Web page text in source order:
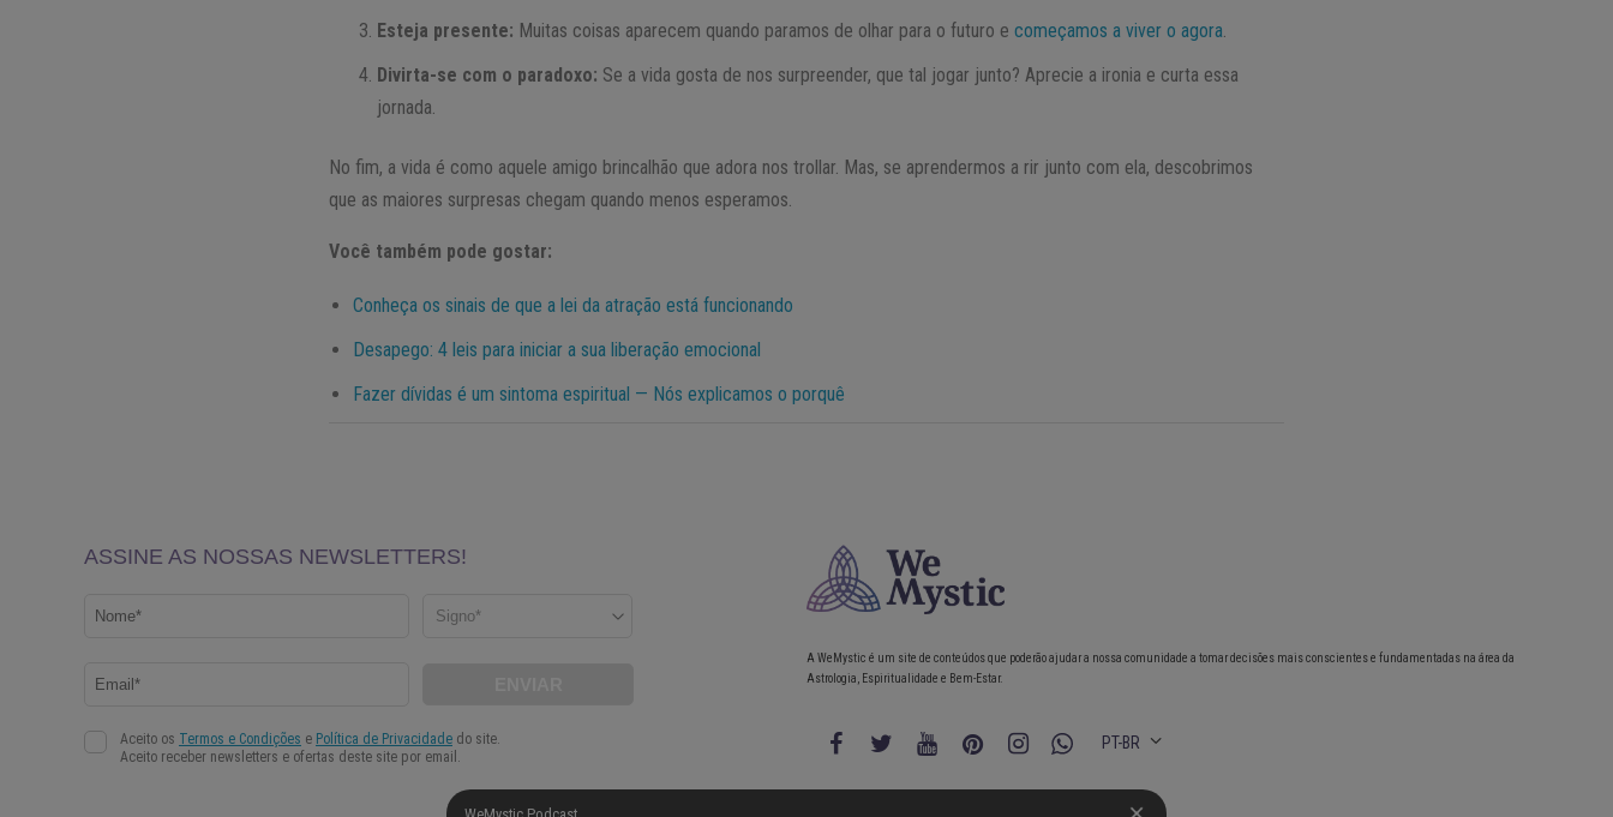
Esteja presente: Muitas coisas aparecem quando paramos de olhar para o futuro ecomeçamos a viver o agora.
Divirta-se com o paradoxo: Se a vida gosta de nos surpreender, que tal jogar junto? Aprecie a ironia e curta essa
jornada.
No fim, a vida é como aquele amigo brincalhão que adora nos trollar. Mas, se aprendermos a rir junto com ela, descobrimos
que as maiores surpresas chegam quando menos esperamos.
Você também pode gostar:
Conheça os sinais de que a lei da atração está funcionando
Desapego: 4 leis para iniciar a sua liberação emocional
Fazer dívidas é um sintoma espiritual — Nós explicamos o porquê
A WeMystic é um site de conteúdos que poderão ajudar a nossa comunidade a tomar decisões mais conscientes e fundamentadas na área da
Astrologia, Espiritualidade e Bem-Estar.
PT-BR
WeMystic Podcast